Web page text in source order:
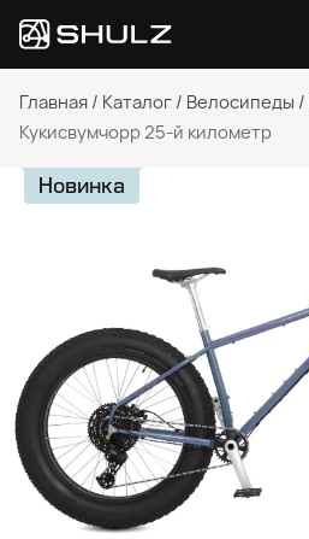
Главная / Каталог / Велосипеды /
Кукисвумчорр 25-й километр
Новинка